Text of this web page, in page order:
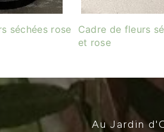
séchées rose
Cadre de fleurs
et rose
Au Jardin